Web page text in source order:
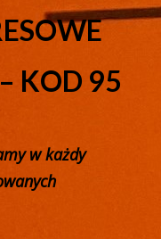
KOD 95
w każdy